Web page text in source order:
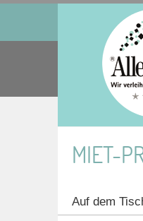
MIET-
Auf dem